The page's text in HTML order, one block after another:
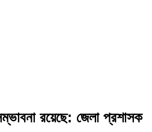
রয়েছে: জেলা প্রশাসক